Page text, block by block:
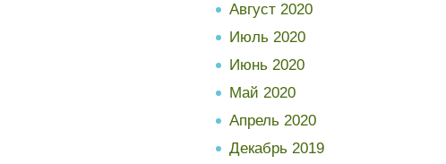
Август 2020
Июль 2020
Июнь 2020
Май 2020
Апрель 2020
Декабрь 2019